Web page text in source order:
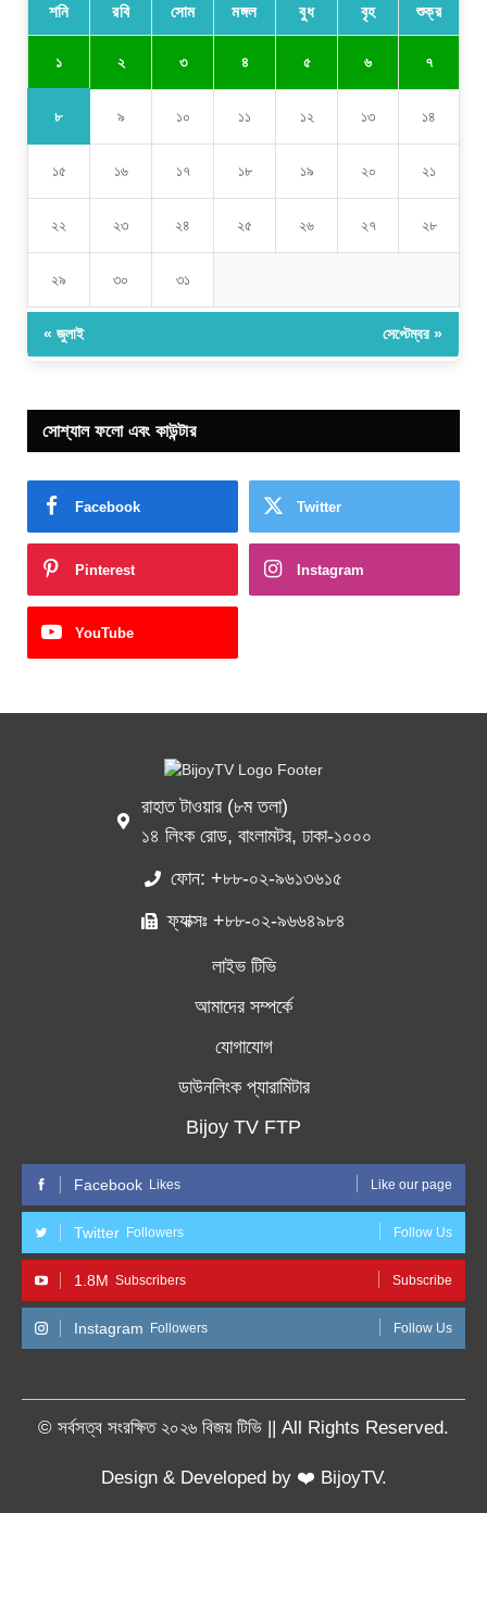
শনি রবি সোম মঙ্গল বুধ বৃহ শুক্র
১ ২ ৩ ৪ ৫ ৬ ৭
৮ ৯ ১০ ১১ ১২ ১৩ ১৪
১৫ ১৬ ১৭ ১৮ ১৯ ২০ ২১
২২ ২৩ ২৪ ২৫ ২৬ ২৭ ২৮
২৯ ৩০ ৩১
« জুলাই সেপ্টেম্বর »
সোশ্যাল ফলো এবং কাউন্টার
Facebook Twitter
Pinterest Instagram
YouTube
রাহাত টাওয়ার (৮ম তলা)
১৪ লিংক রোড, বাংলামটর, ঢাকা-১০০০
ফোন: +৮৮-০২-৯৬১৩৬১৫
ফ্যাক্সঃ +৮৮-০২-৯৬৬৪৯৮৪
লাইভ টিভি
আমাদের সম্পর্কে
যোগাযোগ
ডাউনলিংক প্যারামিটার
Bijoy TV FTP
Facebook Likes Like our page
Twitter Followers Follow Us
1.8M Subscribers Subscribe
Instagram Followers Follow Us
© সর্বসত্ব সংরক্ষিত ২০২৬ বিজয় টিভি || All Rights Reserved.
Design & Developed by ❤️ BijoyTV.